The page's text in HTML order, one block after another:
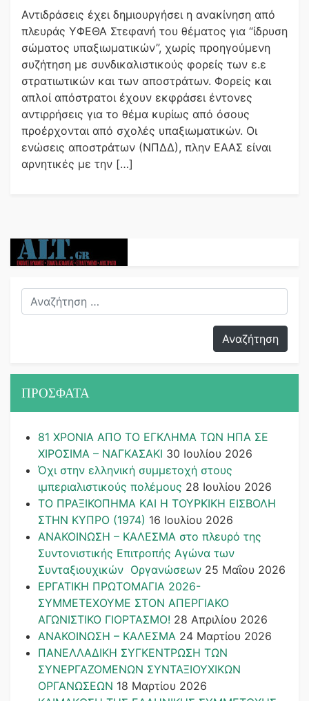
Αντιδράσεις έχει δημιουργήσει η ανακίνηση από
πλευράς ΥΦΕΘΑ Στεφανή του θέματος για “ίδρυση
σώματος υπαξιωματικών”, χωρίς προηγούμενη
συζήτηση με συνδικαλιστικούς φορείς των ε.ε
στρατιωτικών και των αποστράτων. Φορείς και
απλοί απόστρατοι έχουν εκφράσει έντονες
αντιρρήσεις για το θέμα κυρίως από όσους
προέρχονται από σχολές υπαξιωματικών. Οι
ενώσεις αποστράτων (ΝΠΔΔ), πλην ΕΑΑΣ είναι
αρνητικές με την […]
ΠΡΟΣΦΑΤΑ
81 ΧΡΟΝΙΑ ΑΠΟ ΤΟ ΕΓΚΛΗΜΑ ΤΩΝ ΗΠΑ ΣΕ
ΧΙΡΟΣΙΜΑ – ΝΑΓΚΑΣΑΚΙ 30 Ιουλίου 2026
Όχι στην ελληνική συμμετοχή στους
ιμπεριαλιστικούς πολέμους 28 Ιουλίου 2026
ΤΟ ΠΡΑΞΙΚΟΠΗΜΑ ΚΑΙ H ΤΟΥΡΚΙΚΗ ΕΙΣΒΟΛΗ
ΣΤΗΝ ΚΥΠΡΟ (1974) 16 Ιουλίου 2026
ΑΝΑΚΟΙΝΩΣΗ – ΚΑΛΕΣΜΑ στο πλευρό της
Συντονιστικής Επιτροπής Αγώνα των
Συνταξιουχικών Οργανώσεων 25 Μαΐου 2026
ΕΡΓΑΤΙΚΗ ΠΡΩΤΟΜΑΓΙΑ 2026-
ΣΥΜΜΕΤΕΧΟΥΜΕ ΣΤΟΝ ΑΠΕΡΓΙΑΚΟ
ΑΓΩΝΙΣΤΙΚΟ ΓΙΟΡΤΑΣΜΟ! 28 Απριλίου 2026
ΑΝΑΚΟΙΝΩΣΗ – ΚΑΛΕΣΜΑ 24 Μαρτίου 2026
ΠΑΝΕΛΛΑΔΙΚΗ ΣΥΓΚΕΝΤΡΩΣΗ ΤΩΝ
ΣΥΝΕΡΓΑΖΟΜΕΝΩΝ ΣΥΝΤΑΞΙΟΥΧΙΚΩΝ
ΟΡΓΑΝΩΣΕΩΝ 18 Μαρτίου 2026